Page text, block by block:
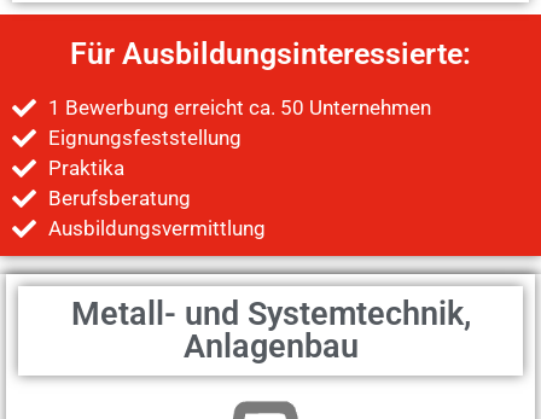
Für Ausbildungsinteressierte:
1 Bewerbung erreicht ca. 50 Unternehmen
Eignungsfeststellung
Praktika
Berufsberatung
Ausbildungsvermittlung
Metall- und Systemtechnik,
Anlagenbau